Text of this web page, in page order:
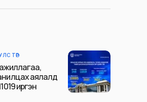
ТӨР
аялалд
иргэн